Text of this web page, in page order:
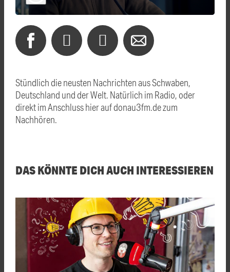
Stündlich die neusten Nachrichten aus Schwaben,
Deutschland und der Welt. Natürlich im Radio, oder
direkt im Anschluss hier auf donau3fm.de zum
Nachhören.
DAS KÖNNTE DICH AUCH INTERESSIEREN